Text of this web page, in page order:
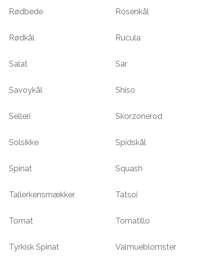
Rødbede Rosenkål
Rødkål Rucula
Salat Sar
Savoykål Shiso
Selleri Skorzonerod
Solsikke Spidskål
Spinat Squash
Tallerkensmækker Tatsoi
Tomat Tomatillo
Tyrkisk Spinat Valmueblomster